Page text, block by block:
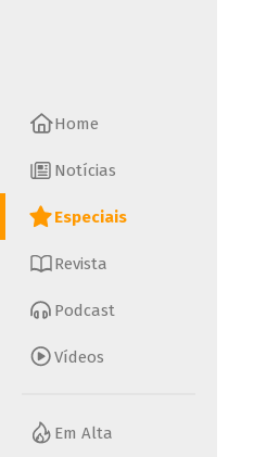
Home
Notícias
Especiais
Revista
Podcast
Vídeos
Em Alta